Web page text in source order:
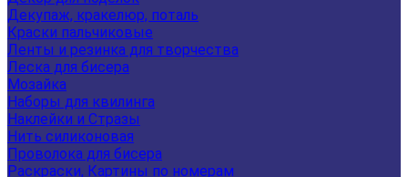
Декупаж, кракелюр, поталь
Краски пальчиковые
Ленты и резинка для творчества
Леска для бисера
Мозайка
Наборы для квилинга
Наклейки и Стразы
Нить силиконовая
Проволока для бисера
Раскраски, Картины по номерам